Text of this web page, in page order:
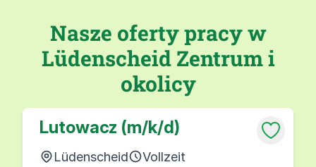
Nasze oferty pracy w
Lüdenscheid Zentrum i
okolicy
Lutowacz (m/k/d)
Lüdenscheid
Vollzeit